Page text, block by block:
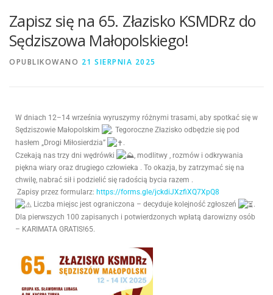
Zapisz się na 65. Złazisko KSMDRz do
Sędziszowa Małopolskiego!
OPUBLIKOWANO 21 SIERPNIA 2025
W dniach 12–14 września wyruszymy różnymi trasami, aby spotkać się w
Sędziszowie Małopolskim
. Tegoroczne Złazisko odbędzie się pod
hasłem „Drogi Miłosierdzia”
.
Czekają nas trzy dni wędrówki
, modlitwy
, rozmów i odkrywania
piękna wiary oraz drugiego człowieka . To okazja, by zatrzymać się na
chwilę, nabrać sił i podzielić się radością bycia razem .
Zapisy przez formularz: https://forms.gle/jckdiJXzfiXQ7XpQ8
Liczba miejsc jest ograniczona – decyduje kolejność zgłoszeń
.
Dla pierwszych 100 zapisanych i potwierdzonych wpłatą darowizny osób
– KARIMATA GRATIS!65.